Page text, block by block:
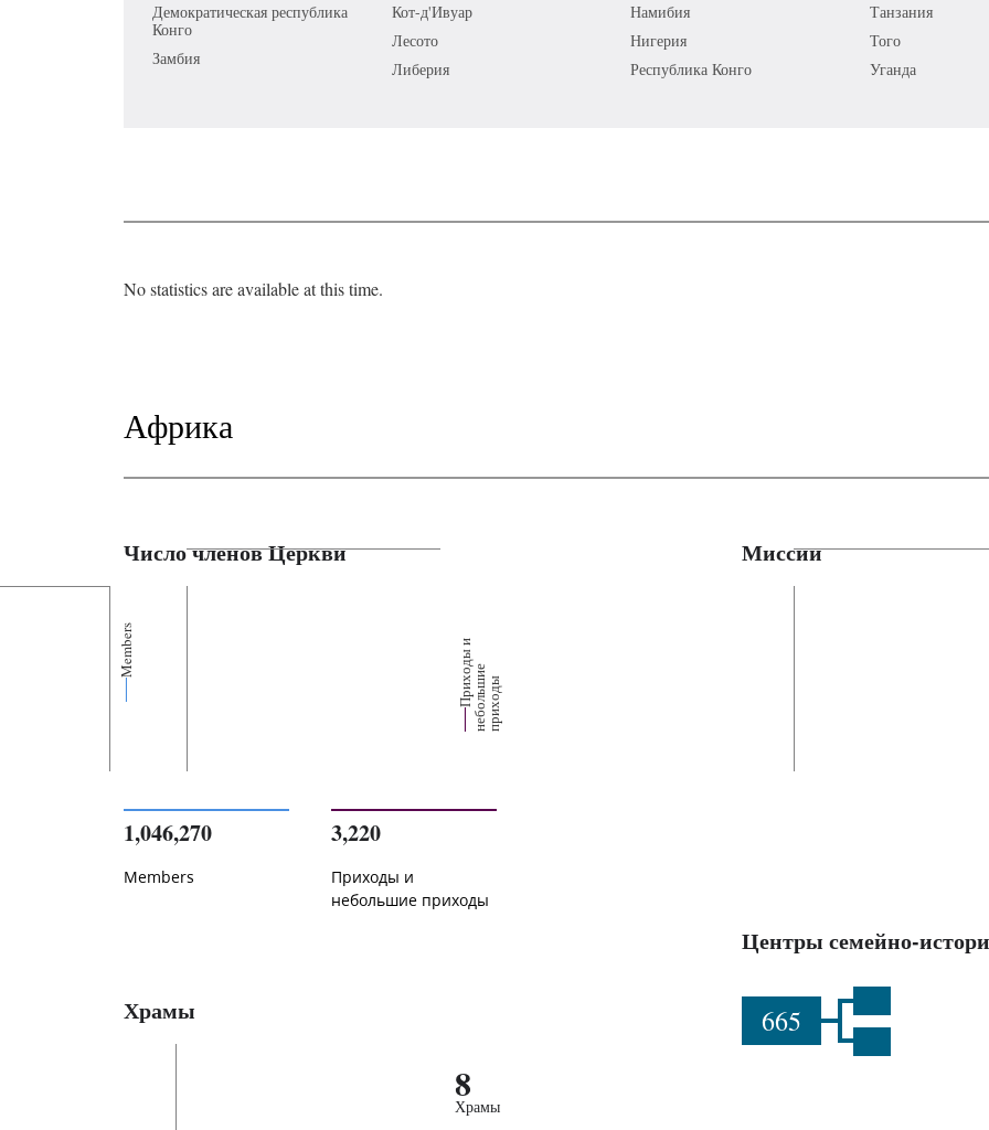
Демократическая республика
Конго
Замбия
Кот-д'Ивуар
Лесото
Либерия
Намибия
Нигерия
Республика Конго
Танзания
Того
Уганда
No statistics are available at this time.
Африка
Число членов Церкви
Members П
р
их
о
д
ы
и
н
е
б
о
л
ьш
ие
п
р
и
х
о
ды
1,046,270
Members
3,220
Приходы и
небольшие приходы
Миссии
Центры семейно-
665
Храмы
8
Храмы